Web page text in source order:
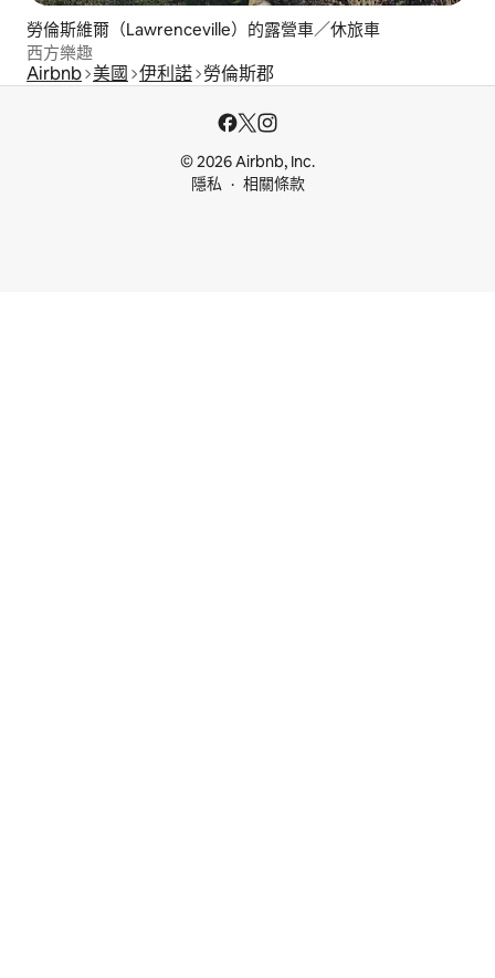
勞倫斯維爾（Lawrenceville）的露營車／休旅車
西方樂趣
Airbnb 美國 伊利諾 勞倫斯郡
© 2026 Airbnb, Inc.
隱私
相關條款